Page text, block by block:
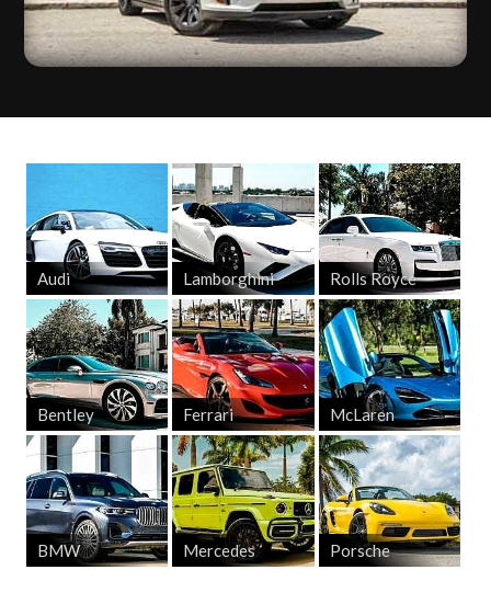
Audi Lamborghini Rolls Royce
Bentley Ferrari McLaren
BMW Mercedes Porsche